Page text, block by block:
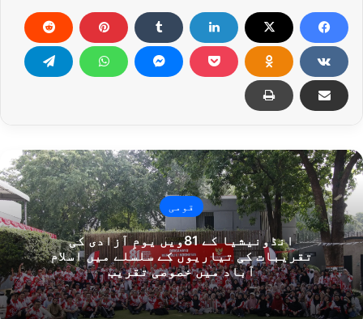
قومی
انڈونیشیا کے 81ویں یومِ آزادی کی
تقریبات کی تیاریوں کے سلسلے میں اسلام
آباد میں خصوصی تقریب